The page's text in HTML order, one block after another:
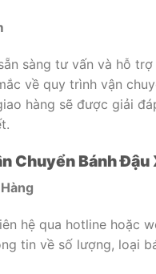
sàng tư vấn và hỗ trợ
về quy trình vận
hàng sẽ được giải
Chuyển Bánh
hệ qua hotline hoặc
tin về số lượng, loại